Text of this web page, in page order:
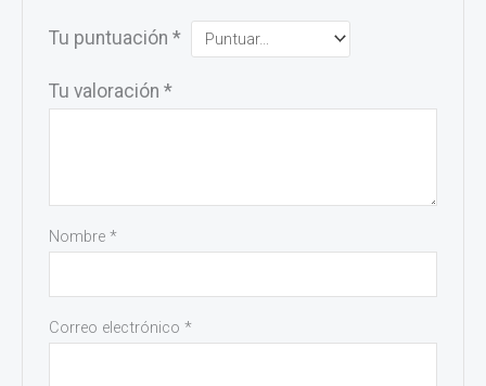
Tu puntuación*
Tu valoración*
Nombre*
Correo electrónico*